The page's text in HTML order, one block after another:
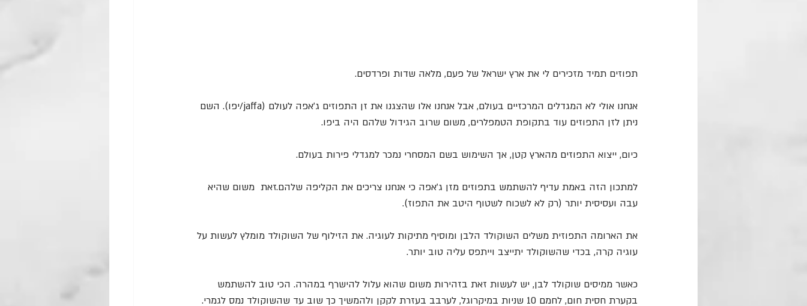
תפוזים תמיד מזכירים לי את ארץ ישראל של פעם, מלאה שדות ופרדסים.
אנחנו אולי לא המגדלים המרכזיים בעולם, אבל אנחנו אלו שהצגנו את זן התפוזים ג׳אפה לעולם (jaffa/יפו). השם
ניתן לזן התפוזים עוד בתקופת הטמפלרים, משום שרוב הגידול שלהם היה ביפו.
כיום, ייצוא התפוזים מהארץ קטן, אך השימוש בשם המסחרי נמכר למגדלי פירות בעולם.
למתכון הזה באמת עדיף להשתמש בתפוזים מזן ג׳אפה כי אנחנו צריכים את הקליפה שלהם.זאת  משום שהיא
עבה ועסיסית יותר (רק לא לשכוח לשטוף היטב את התפוז).
את הארומה התפוזית משלים השוקולד הלבן ומוסיף מתיקות לעוגיה. את הזילוף של השוקולד מומלץ לעשות על
עוגיה קרה, בכדי שהשוקולד יתייצב וייתפס עליה טוב יותר.
כאשר ממיסים שוקולד לבן, יש לעשות זאת בזהירות משום שהוא עלול להישרף במהרה. הכי טוב להשתמש
בקערת חסית חום, לחמם 10 שניות במיקרוגל, לערבב בעזרת לקקן ולהמשיך כך שוב עד שהשוקולד נמס לגמרי.